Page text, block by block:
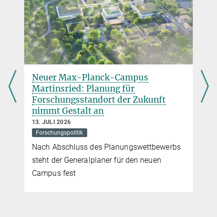
Lucid Genomics erhält 1,3 Millionen Euro
Finanzierung
2. SEPTEMBER 2024
Das Startup entwickelt KI-Modelle für die Diagnostik und
Identifizierung von Biomarkern weiter
mehr
Neue Technologie rettet Leben von Patienten mit
tödlicher Hautreaktion
16. OKTOBER 2024
Räumliche Proteomik liefert Therapieansatz für Patienten mit
toxischer epidermaler Nekrolyse
Neuer Max-Planck-Campus
Martinsried: Planung für
Forschungsstandort der Zukunft
nimmt Gestalt an
13. JULI 2026
Forschungspolitik
Nach Abschluss des Planungswettbewerbs
steht der Generalplaner für den neuen
Campus fest